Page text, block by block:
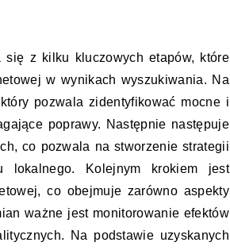
się z kilku kluczowych etapów, które
w wynikach wyszukiwania. Na
pozwala zidentyfikować mocne i
poprawy. Następnie następuje
co pozwala na stworzenie strategii
lokalnego. Kolejnym krokiem jest
co obejmuje zarówno aspekty
ważne jest monitorowanie efektów
Na podstawie uzyskanych